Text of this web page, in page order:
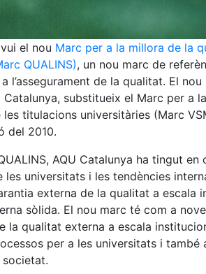
el nou Marc per a la millora de la
QUALINS), un nou marc de
l’assegurament de la qualitat. El
Catalunya, substitueix el Marc per a
titulacions universitàries (Marc
del 2010.
AQU Catalunya ha tingut
les universitats i les tendències
externa de la qualitat a escala
sòlida. El nou marc té com a
la qualitat externa a escala
per a les universitats i també
societat.